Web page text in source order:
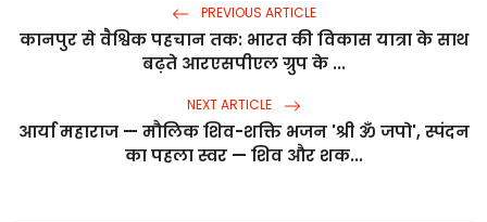
PREVIOUS ARTICLE
कानपुर से वैश्विक पहचान तक: भारत की विकास यात्रा के साथ
बढ़ते आरएसपीएल ग्रुप के ...
NEXT ARTICLE
आर्या महाराज — मौलिक शिव-शक्ति भजन 'श्री ॐ जपो', स्पंदन
का पहला स्वर — शिव और शक...